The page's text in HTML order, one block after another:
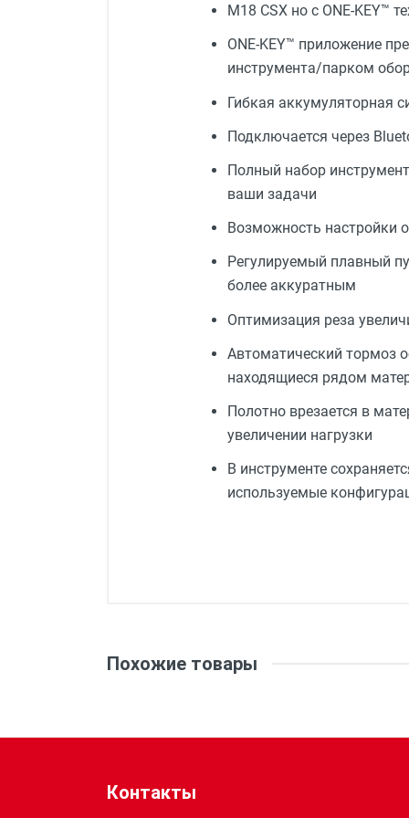
M18 CSX но с ONE-KEY™
ONE-KEY™ приложение
инструмента/парком
Гибкая аккумуляторная
Подключается через
Полный набор
ваши задачи
Возможность настройки
Регулируемый плавный
более аккуратным
Оптимизация реза
Автоматический тормоз
находящиеся рядом
Полотно врезается в
увеличении нагрузки
В инструменте
используемые
Похожие товары
Контакты